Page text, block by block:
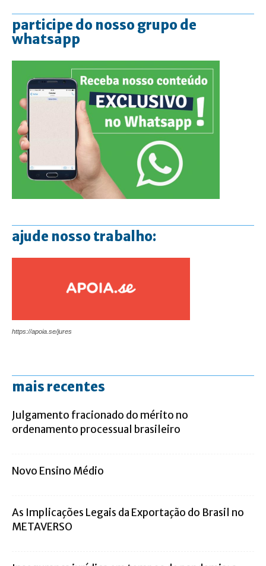
participe do nosso grupo de
whatsapp
ajude nosso trabalho:
https://apoia.se/jures
mais recentes
Julgamento fracionado do mérito no
ordenamento processual brasileiro
Novo Ensino Médio
As Implicações Legais da Exportação do Brasil no
METAVERSO